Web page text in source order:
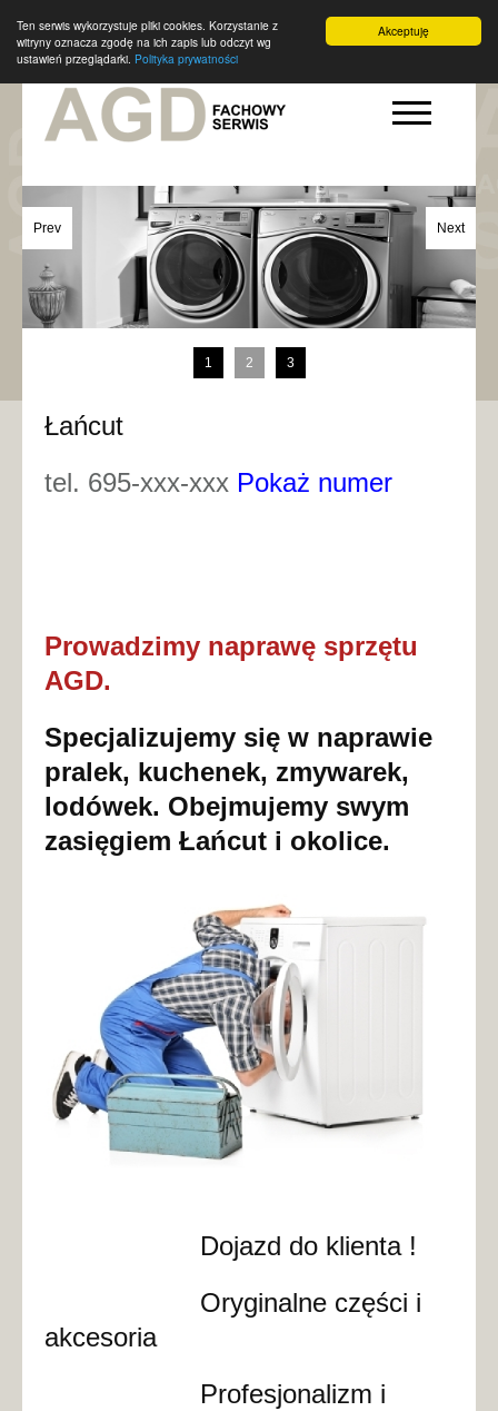
Akceptuję
Ten serwis wykorzystuje pliki cookies. Korzystanie z
witryny oznacza zgodę na ich zapis lub odczyt wg
ustawień przeglądarki. Polityka prywatności
Prev Next
1 2 3
Łańcut
tel. 695-xxx-xxx Pokaż numer
Prowadzimy naprawę sprzętu
AGD.
Specjalizujemy się w naprawie
pralek, kuchenek, zmywarek,
lodówek. Obejmujemy swym
zasięgiem Łańcut i okolice.
Dojazd do klienta !
Oryginalne części i
akcesoria
Profesjonalizm i